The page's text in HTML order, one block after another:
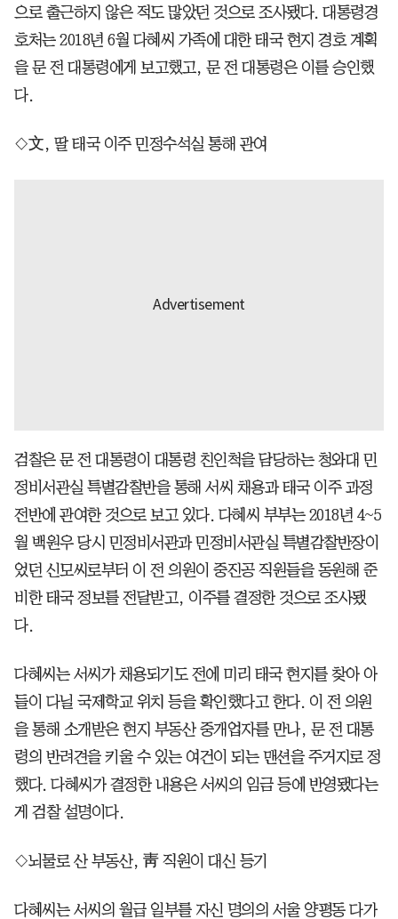
으로 출근하지 않은 적도 많았던 것으로 조사됐다. 대통령경
호처는 2018년 6월 다혜씨 가족에 대한 태국 현지 경호 계획
을 문 전 대통령에게 보고했고, 문 전 대통령은 이를 승인했
다.
◇文, 딸 태국 이주 민정수석실 통해 관여
검찰은 문 전 대통령이 대통령 친인척을 담당하는 청와대 민
정비서관실 특별감찰반을 통해 서씨 채용과 태국 이주 과정
전반에 관여한 것으로 보고 있다. 다혜씨 부부는 2018년 4~5
월 백원우 당시 민정비서관과 민정비서관실 특별감찰반장이
었던 신모씨로부터 이 전 의원이 중진공 직원들을 동원해 준
비한 태국 정보를 전달받고, 이주를 결정한 것으로 조사됐
다.
다혜씨는 서씨가 채용되기도 전에 미리 태국 현지를 찾아 아
들이 다닐 국제학교 위치 등을 확인했다고 한다. 이 전 의원
을 통해 소개받은 현지 부동산 중개업자를 만나, 문 전 대통
령의 반려견을 키울 수 있는 여건이 되는 맨션을 주거지로 정
했다. 다혜씨가 결정한 내용은 서씨의 임금 등에 반영됐다는
게 검찰 설명이다.
◇뇌물로 산 부동산, 靑 직원이 대신 등기
다혜씨는 서씨의 월급 일부를 자신 명의의 서울 양평동 다가